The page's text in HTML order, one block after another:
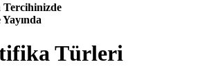
Tercihinizde
Türleri